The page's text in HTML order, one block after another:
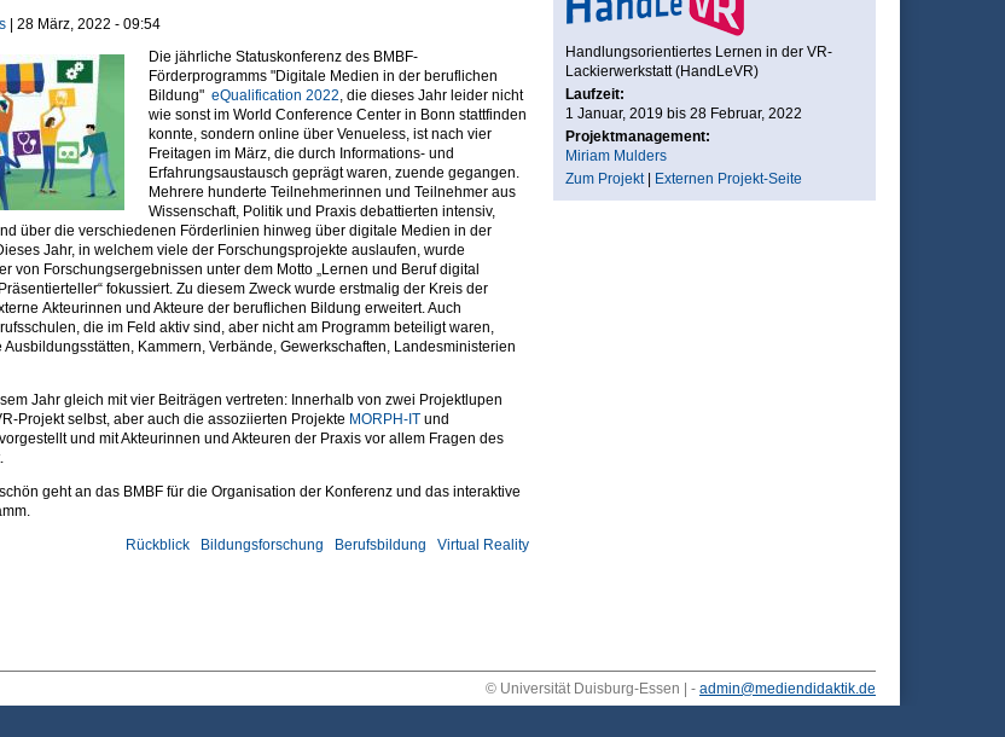
| 28 März, 2022 - 09:54
Die jährliche Statuskonferenz des BMBF-
Förderprogramms "Digitale Medien in der beruflichen
Bildung" eQualification 2022 , die dieses Jahr leider nicht
wie sonst im World Conference Center in Bonn stattfinden
konnte, sondern online über Venueless, ist nach vier
Freitagen im März, die durch Informations- und
Erfahrungsaustausch geprägt waren, zuende gegangen.
Mehrere hunderte Teilnehmerinnen und Teilnehmer aus
Wissenschaft, Politik und Praxis debattierten intensiv,
über die verschiedenen Förderlinien hinweg über digitale Medien in der
Jahr, in welchem viele der Forschungsprojekte auslaufen, wurde
von Forschungsergebnissen unter dem Motto „Lernen und Beruf digital
fokussiert. Zu diesem Zweck wurde erstmalig der Kreis der
Akteurinnen und Akteure der beruflichen Bildung erweitert. Auch
die im Feld aktiv sind, aber nicht am Programm beteiligt waren,
Kammern, Verbände, Gewerkschaften, Landesministerien
Jahr gleich mit vier Beiträgen vertreten: Innerhalb von zwei Projektlupen
Projekt selbst, aber auch die assoziierten Projekte MORPH-ITund
vorgestellt und mit Akteurinnen und Akteuren der Praxis vor allem Fragen des
geht an das BMBF für die Organisation der Konferenz und das interaktive
Virtual Reality
Berufsbildung
Bildungsforschung
Rückblick
Handlungsorientiertes Lernen in der VR-
Lackierwerkstatt (HandLeVR)
Laufzeit:
1 Januar, 2019 bis 28 Februar, 2022
Projektmanagement:
Miriam Mulders
Zum Projekt| Externen Projekt-Seite
© Universität Duisburg-Essen | - admin@mediendidaktik.de